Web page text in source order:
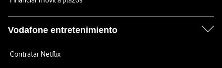
Vodafone entretenimiento
Contratar Netflix